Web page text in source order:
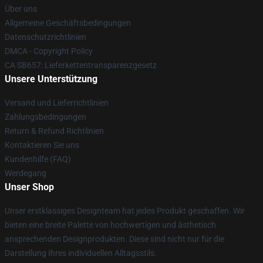
Über uns
Allgemeine Geschäftsbedingungen
Datenschutzrichtlinien
DMCA - Copyright Policy
CA SB657: Lieferkettentransparenzgesetz
Unsere Unterstützung
Versand und Lieferrichtlinien
Zahlungsbedingungen
Return & Refund Richtlinien
Kontaktieren Sie uns
Kundenhilfe (FAQ)
Werdegang
Unser Shop
Unser erstklassiges Designteam hat jedes Produkt geschaffen. Wir
bieten eine breite Palette von hochwertigen und ästhetisch
ansprechenden Designprodukten. Diese sind nicht nur für die
Darstellung Ihres individuellen Alltagsstils.